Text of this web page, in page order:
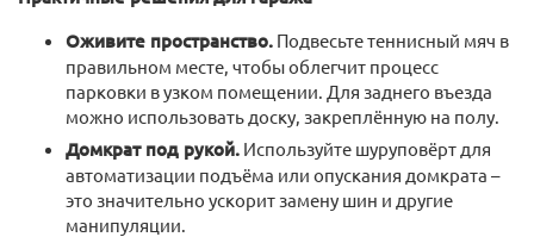
Оживите пространство. Подвесьте теннисный мяч в
правильном месте, чтобы облегчит процесс
парковки в узком помещении. Для заднего въезда
можно использовать доску, закреплённую на полу.
Домкрат под рукой. Используйте шуруповёрт для
автоматизации подъёма или опускания домкрата –
это значительно ускорит замену шин и другие
манипуляции.